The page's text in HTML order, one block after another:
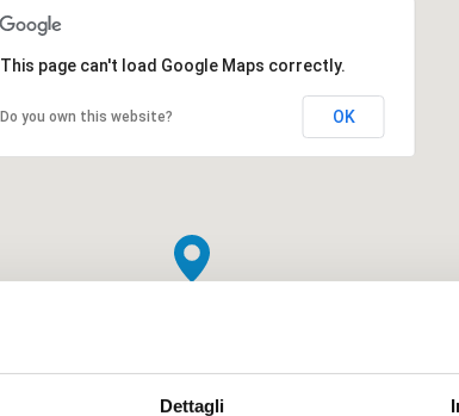
Dettagli
This page can't load Google Maps correctly.
Do you own this website? OK